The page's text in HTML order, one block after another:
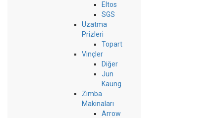
Eltos
SGS
Uzatma
Prizleri
Topart
Vinçler
Diğer
Jun
Kaung
Zımba
Makinaları
Arrow